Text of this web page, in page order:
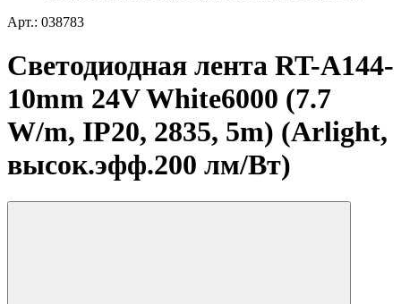
Арт.: 038783
Светодиодная лента RT-A144-
10mm 24V White6000 (7.7
W/m, IP20, 2835, 5m) (Arlight,
высок.эфф.200 лм/Вт)